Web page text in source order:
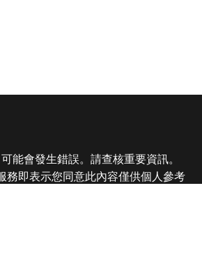
能會發生錯誤。請查核重要資訊。
務即表示您同意此內容僅供個人參考